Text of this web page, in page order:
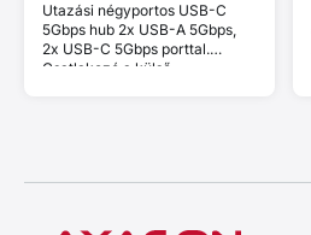
Utazási négyportos USB-C
5Gbps hub 2x USB-A 5Gbps,
2x USB-C 5Gbps porttal.
Csatlakozó a külső